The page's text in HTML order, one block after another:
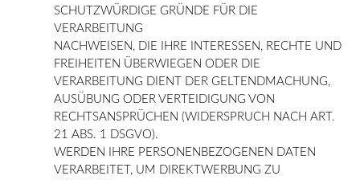
SCHUTZWÜRDIGE GRÜNDE FÜR DIE
VERARBEITUNG
NACHWEISEN, DIE IHRE INTERESSEN, RECHTE UND
FREIHEITEN ÜBERWIEGEN ODER DIE
VERARBEITUNG DIENT DER GELTENDMACHUNG,
AUSÜBUNG ODER VERTEIDIGUNG VON
RECHTSANSPRÜCHEN (WIDERSPRUCH NACH ART.
21 ABS. 1 DSGVO).
WERDEN IHRE PERSONENBEZOGENEN DATEN
VERARBEITET, UM DIREKTWERBUNG ZU